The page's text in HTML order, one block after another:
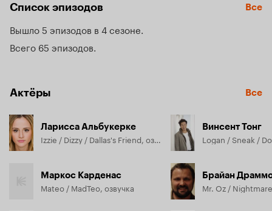
Список эпизодов Все
Вышло 5 эпизодов в 4 сезоне
Всего 65 эпизодов
Актёры Все
Ларисса Альбукерке
Izzie / Dizzy / Dallas's Friend, озвучка
Маркос Карденас
Mateo / MadTeo, озвучка
Винсент Тонг
Брайан